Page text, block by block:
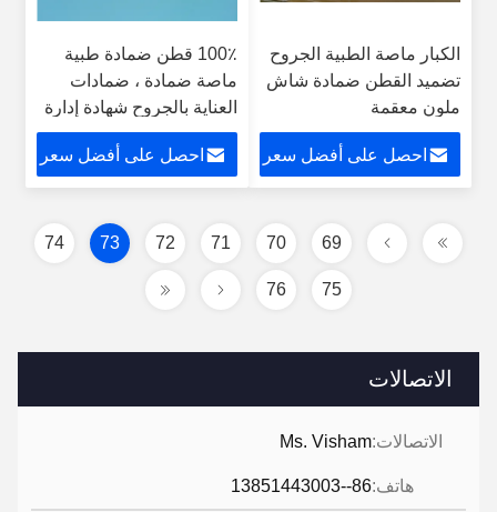
الاتصالات
الاتصالات:Ms. Visham
هاتف:86--13851443003
الكبار ماصة الطبية الجروح
تضميد القطن ضمادة شاش
ملون معقمة
احصل على أفضل سعر
100٪ قطن ضمادة طبية
ماصة ضمادة ، ضمادات
العناية بالجروح شهادة إدارة
الأغذية والعقاقير
احصل على أفضل سعر
69
70
71
72
73
74
75
76